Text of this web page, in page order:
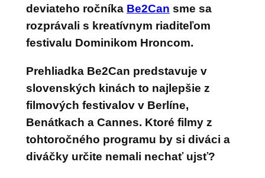
deviateho ročníka Be2Can sme sa
rozprávali s kreatívnym riaditeľom
festivalu Dominikom Hroncom.
Prehliadka Be2Can predstavuje v
slovenských kinách to najlepšie z
filmových festivalov v Berlíne,
Benátkach a Cannes. Ktoré filmy z
tohtoročného programu by si diváci a
diváčky určite nemali nechať ujsť?